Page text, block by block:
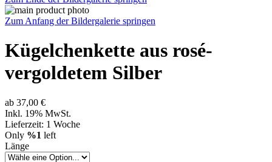
Zum Anfang der Bildergalerie springen
Kügelchenkette aus rosé-
vergoldetem Silber
ab 37,00 €
Inkl. 19% MwSt.
Lieferzeit: 1 Woche
Only %1 left
Länge